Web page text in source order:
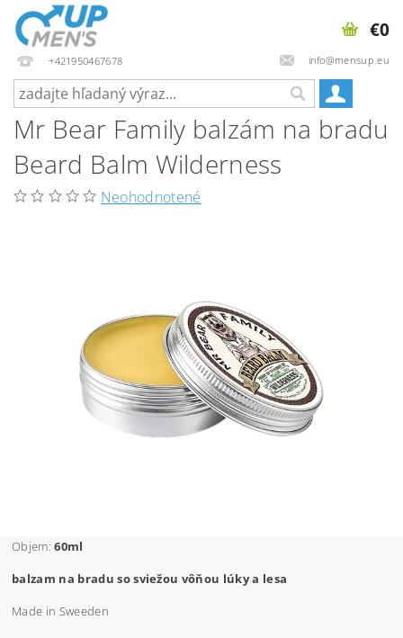
+421950467678 info@mensup.eu
€0
Mr Bear Family balzám na bradu
Beard Balm Wilderness
Neohodnotené
Objem:60ml
balzam na bradu so sviežou vôňou lúky a lesa
Made in Sweeden